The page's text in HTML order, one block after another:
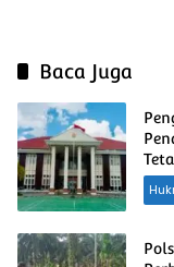
Baca Juga